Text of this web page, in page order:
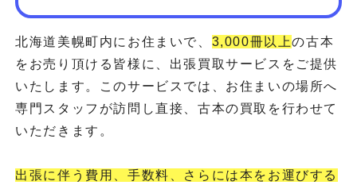
北海道美幌町内にお住まいで、 3,000冊以上の古本
をお売り頂ける皆様に、出張買取サービスをご提供
いたします。このサービスでは、お住まいの場所へ
専門スタッフが訪問し直接、古本の買取を行わせて
いただきます。
出張に伴う費用、手数料、さらには本をお運びする